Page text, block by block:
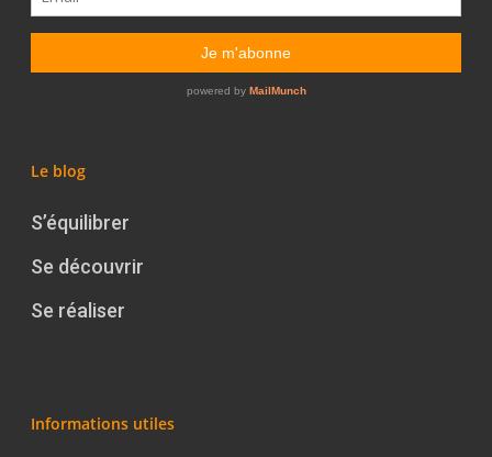
Le blog
S’équilibrer
Se découvrir
Se réaliser
Informations utiles